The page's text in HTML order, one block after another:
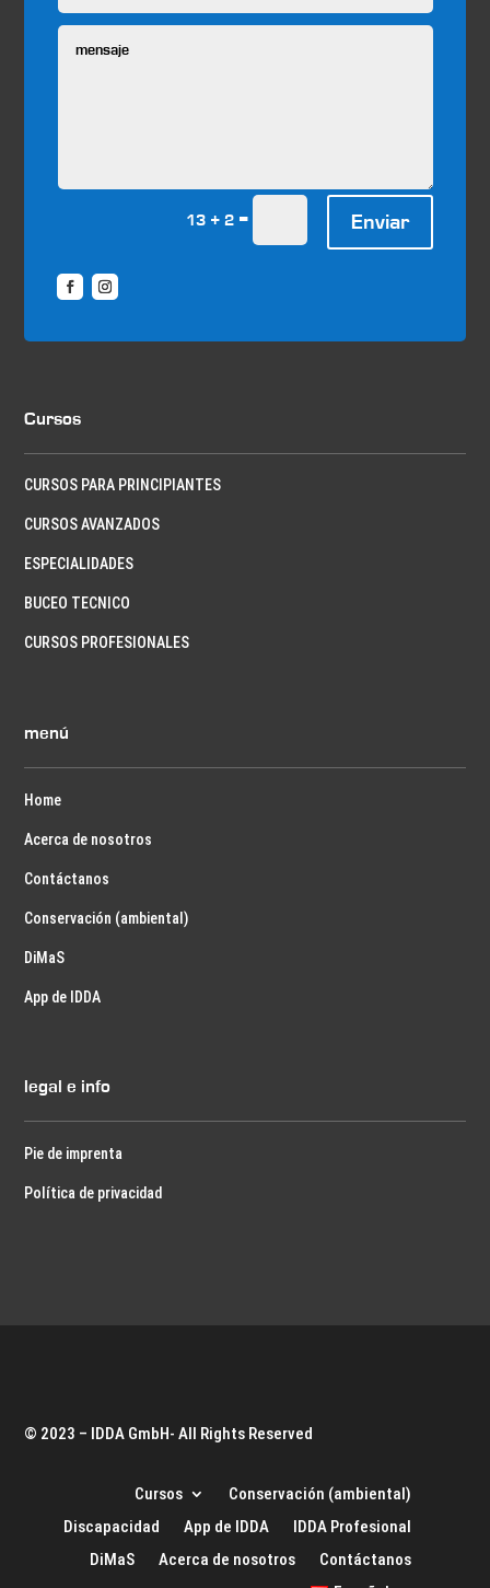
13 + 2= Enviar
Cursos
CURSOS PARA PRINCIPIANTES
CURSOS AVANZADOS
ESPECIALIDADES
BUCEO TECNICO
CURSOS PROFESIONALES
menú
Home
Acerca de nosotros
Contáctanos
Conservación (ambiental)
DiMaS
App de IDDA
legal e info
Pie de imprenta
Política de privacidad
© 2023 – IDDA GmbH- All Rights Reserved
Cursos
Conservación (ambiental)
Discapacidad
App de IDDA
IDDA Profesional
DiMaS
Acerca de nosotros
Contáctanos